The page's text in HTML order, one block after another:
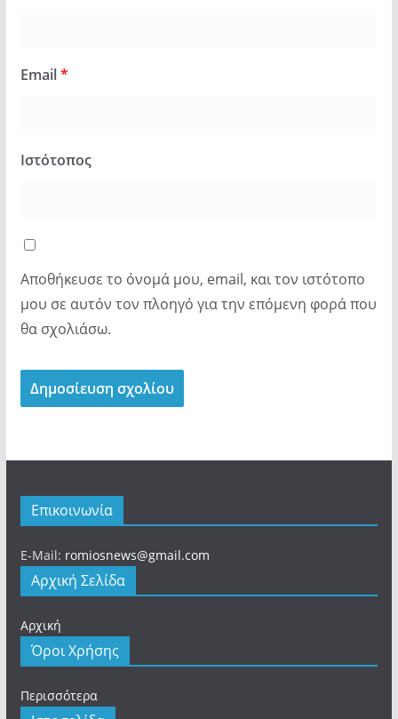
Email*
Ιστότοπος
Αποθήκευσε το όνομά μου, email, και τον ιστότοπο
μου σε αυτόν τον πλοηγό για την επόμενη φορά που
θα σχολιάσω.
Επικοινωνία
E-Mail: romiosnews@gmail.com
Αρχική Σελίδα
Αρχική
Όροι Χρήσης
Περισσότερα